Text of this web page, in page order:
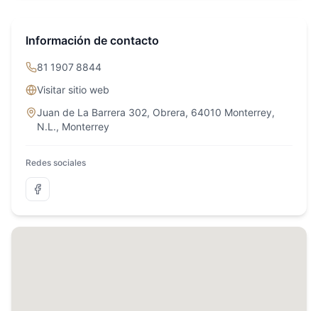
Información de contacto
81 1907 8844
Visitar sitio web
Juan de La Barrera 302, Obrera, 64010 Monterrey,
N.L., Monterrey
Redes sociales